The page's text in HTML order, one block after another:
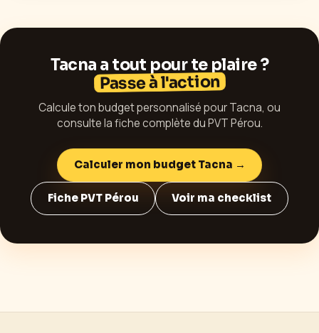
Tacna a tout pour te plaire ?
Passe à l'action
Calcule ton budget personnalisé pourTacna, ou
consulte la fiche complète du PVTPérou.
Calculer mon budget Tacna →
Fiche PVT Pérou Voir ma checklist